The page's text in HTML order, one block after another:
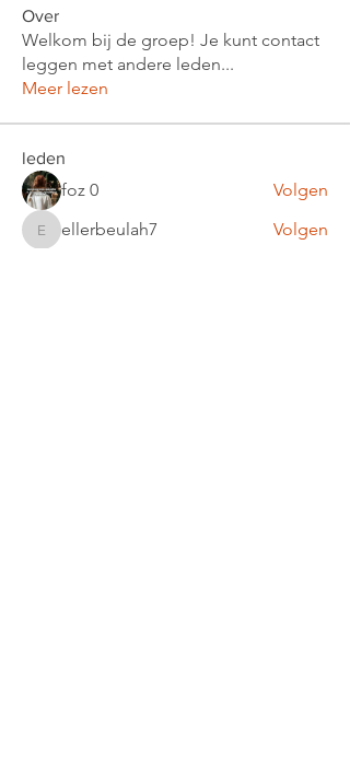
Over
Welkom bij de groep! Je kunt contact
leggen met andere leden...
Meer lezen
leden
foz 0 Volgen
ellerbeulah7
ellerbeulah7 Volgen